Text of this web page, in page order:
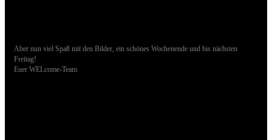
Aber nun viel Spaß mit den Bilder, ein schönes Wochenende und bis nächsten
Freitag!
Euer WELcome-Team